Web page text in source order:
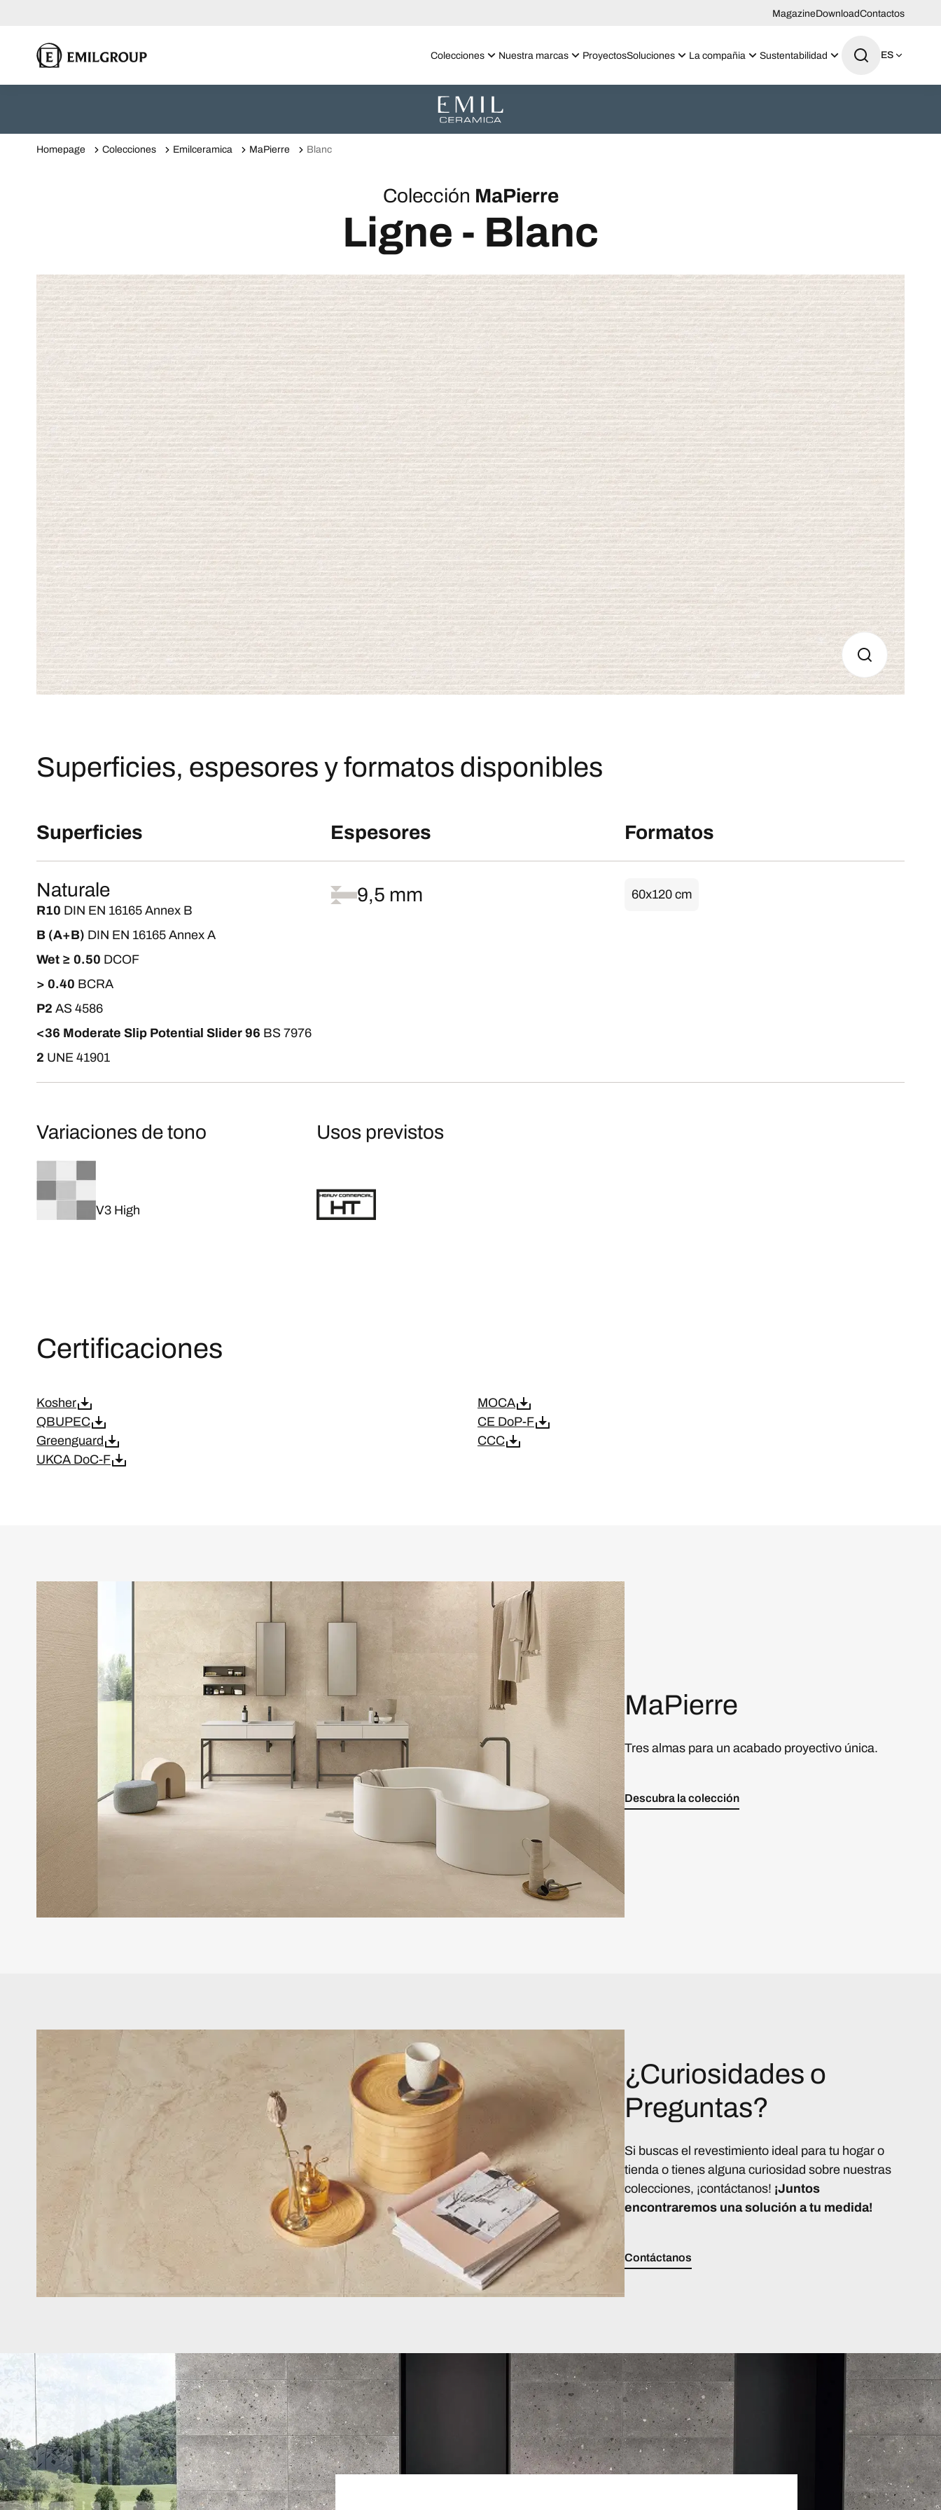
MagazineDownloadContactos
Colecciones Nuestra marcas ProyectosSoluciones La compañia Sustentabilidad ES
Homepage Colecciones Emilceramica MaPierre Blanc
Colección MaPierre
Ligne - Blanc
Superficies, espesores y formatos disponibles
Superficies Espesores Formatos
Naturale
R10 DIN EN 16165 Annex B
B (A+B) DIN EN 16165 Annex A
Wet ≥ 0.50 DCOF
> 0.40 BCRA
P2 AS 4586
<36 Moderate Slip Potential Slider 96 BS 7976
2 UNE 41901
9,5 mm 60x120 cm
Variaciones de tono
V3 High
Usos previstos
Certificaciones
Kosher
MOCA
QBUPEC
CE DoP-F
Greenguard
CCC
UKCA DoC-F
MaPierre
Tres almas para un acabado proyectivo única.
Descubra la colección
¿Curiosidades o
Preguntas?
Si buscas el revestimiento ideal para tu hogar o
tienda o tienes alguna curiosidad sobre nuestras
colecciones, ¡contáctanos! ¡Juntos
encontraremos una solución a tu medida!
Contáctanos